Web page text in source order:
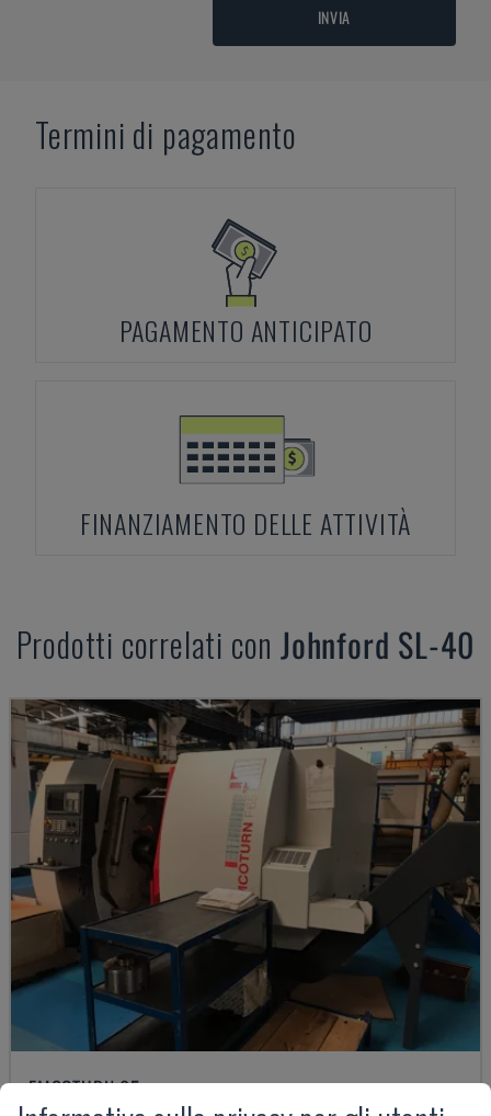
INVIA
Termini di pagamento
PAGAMENTO ANTICIPATO
FINANZIAMENTO DELLE ATTIVITÀ
Prodotti correlati conJohnford SL-40
EMCOTURN 65